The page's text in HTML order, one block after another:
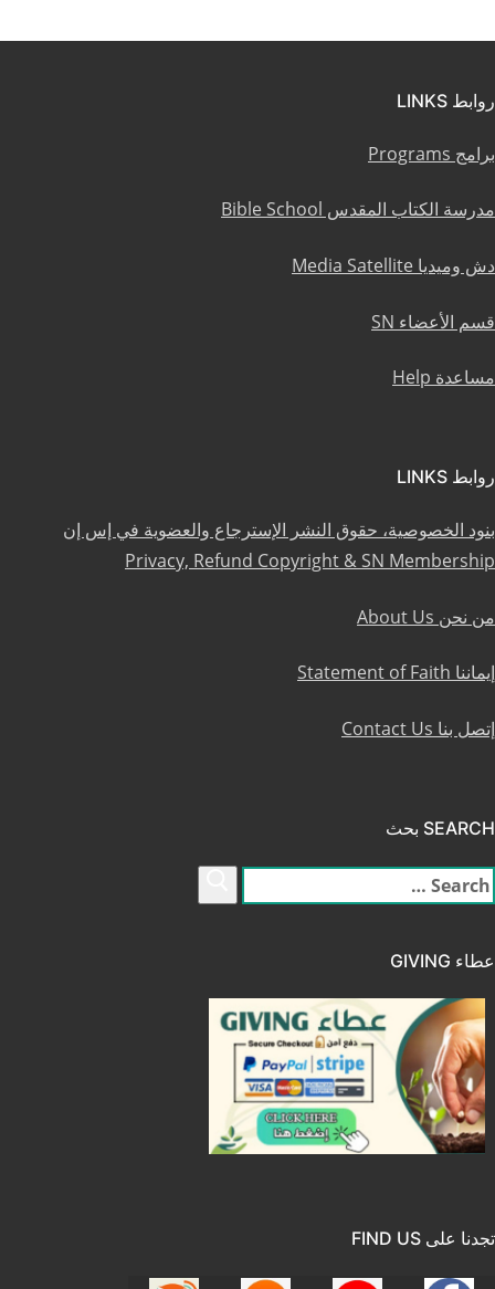
روابط LINKS
برامج Programs
مدرسة الكتاب المقدس Bible School
دش وميديا Media Satellite
قسم الأعضاء SN
مساعدة Help
روابط LINKS
بنود الخصوصية، حقوق النشر الإسترجاع والعضوية في إس إن
Privacy, Refund Copyright & SN Membership
من نحن About Us
إيماننا Statement of Faith
إتصل بنا Contact Us
SEARCH بحث
البحث
عن:
عطاء GIVING
تجدنا على FIND US